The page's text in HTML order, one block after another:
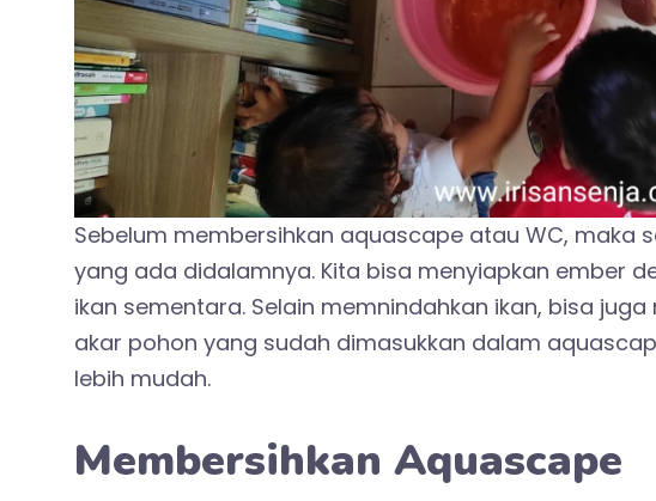
Sebelum membersihkan aquascape atau WC, maka
yang ada didalamnya. Kita bisa menyiapkan ember
ikan sementara. Selain memnindahkan ikan, bisa
akar pohon yang sudah dimasukkan dalam
lebih mudah.
Membersihkan Aquascape